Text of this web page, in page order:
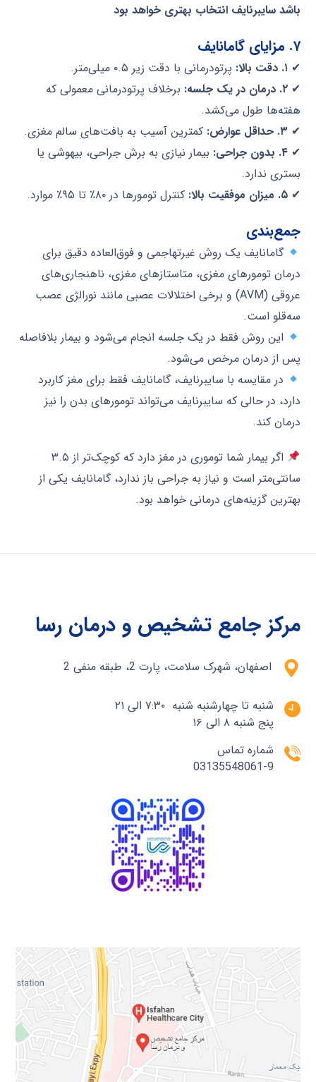
باشد سایبرنایف انتخاب بهتری خواهد بود
۷. مزایای گامانایف
✔ ۱. دقت بالا:
پرتودرمانی با دقت زیر ۰.۵ میلی‌متر.
✔۲. درمان در یک جلسه:
برخلاف پرتودرمانی معمولی که
هفته‌ها طول می‌کشد.
✔
کمترین آسیب به بافت‌های سالم مغزی.
✔۴. بدون جراحی:
بیمار نیازی به برش جراحی، بیهوشی یا
بستری ندارد.
✔۵. میزان موفقیت بالا: کنترل تومورها در ۸۰٪ تا ۹۵٪ موارد.
جمع‌بندی
گامانایف یک روش غیرتهاجمی و فوق‌العاده دقیق برای
درمان تومورهای مغزی، متاستازهای مغزی، ناهنجاری‌های
عروقی (AVM) و برخی اختلالات عصبی مانند نورالژی عصب
سه‌قلو است.
این روش فقط در یک جلسه انجام می‌شود و بیمار بلافاصله
پس از درمان مرخص می‌شود.
در مقایسه با سایبرنایف، گامانایف فقط برای مغز کاربرد
دارد، در حالی که سایبرنایف می‌تواند تومورهای بدن را نیز
درمان کند.
اگر بیمار شما توموری در مغز دارد که کوچک‌تر از ۳.۵
سانتی‌متر است و نیاز به جراحی باز ندارد، گامانایف یکی از
بهترین گزینه‌های درمانی خواهد بود.
مرکز جامع تشخیص و درمان رسا
اصفهان، شهرک سلامت، پارت 2، طبقه منفی 2
شنبه تا چهارشنبه شنبه ۷:۳۰ الی ۲۱
پنج شنبه ۸ الی ۱۶
شماره تماس
03135548061-9